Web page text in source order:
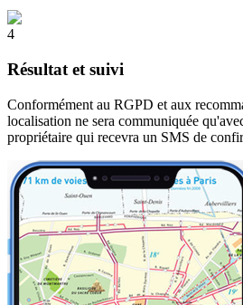
4
Résultat et suivi
Conformément au RGPD et aux
localisation ne sera communiquée
propriétaire qui recevra un SMS de